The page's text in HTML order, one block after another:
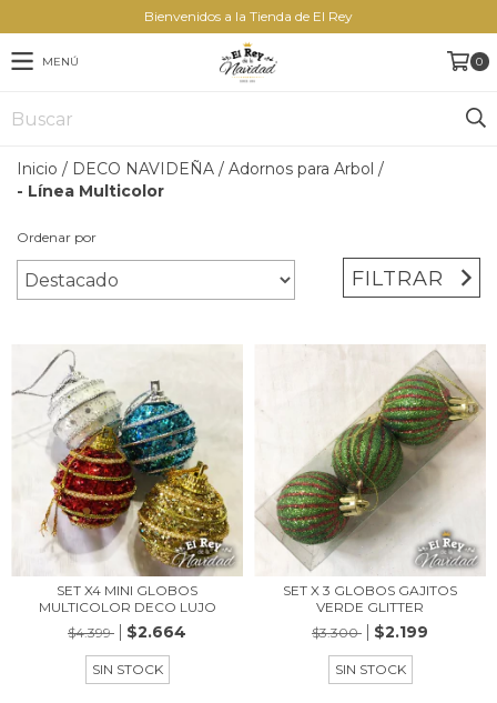
Bienvenidos a la Tienda de El Rey
MENÚ 0
Inicio / DECO NAVIDEÑA / Adornos para Arbol /
- Línea Multicolor
Ordenar por
FILTRAR
SET X4 MINI GLOBOS
MULTICOLOR DECO LUJO
$4.399
$2.664
SIN STOCK
SET X 3 GLOBOS GAJITOS
VERDE GLITTER
$3.300
$2.199
SIN STOCK